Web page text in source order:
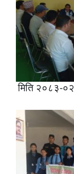
मिति २०८३-